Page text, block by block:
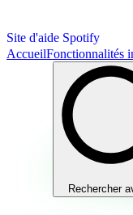
Site d'aide Spotify
AccueilFonctionnalités
Rechercher